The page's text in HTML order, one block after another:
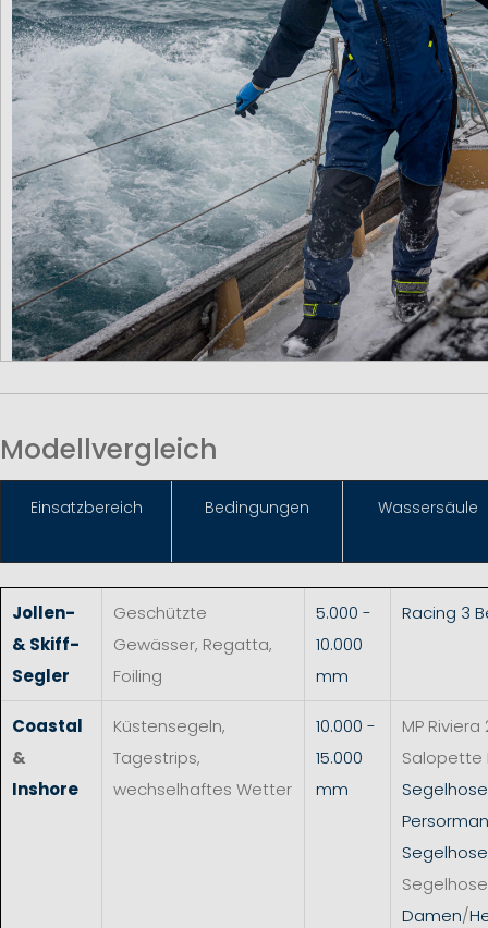
Modellvergleich
Einsatzbereich Bedingungen Wassersäule
Jollen-
& Skiff-
Segler
Geschützte
Gewässer, Regatta,
Foiling
5.000 -
10.000
mm
Racing 3
Coastal
&
Inshore
Küstensegeln,
Tagestrips,
wechselhaftes Wetter
10.000 -
15.000
mm
MP Riviera
Salopette
Segelhose
Damen/